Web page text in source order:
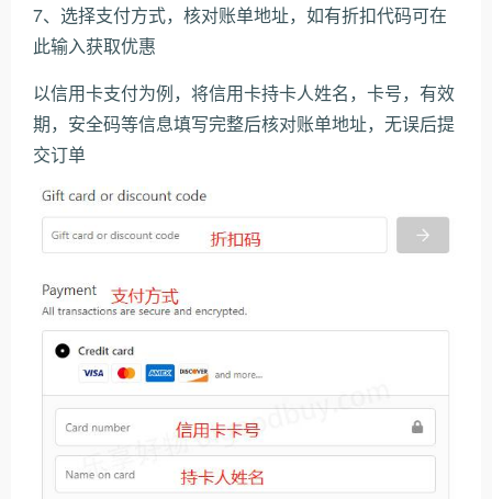
7、选择支付方式，核对账单地址，如有折扣代码可在
此输入获取优惠
以信用卡支付为例，将信用卡持卡人姓名，卡号，有效
期，安全码等信息填写完整后核对账单地址，无误后提
交订单